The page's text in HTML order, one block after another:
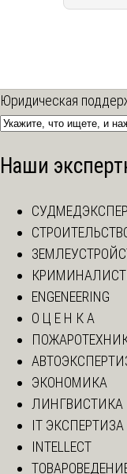
Юридическая
Наши
ENGENEERING
О Ц Е Н К А
ЭКОНОМИКА
ЛИНГВИСТИКА
IT ЭКСПЕРТИЗА
INTELLECT